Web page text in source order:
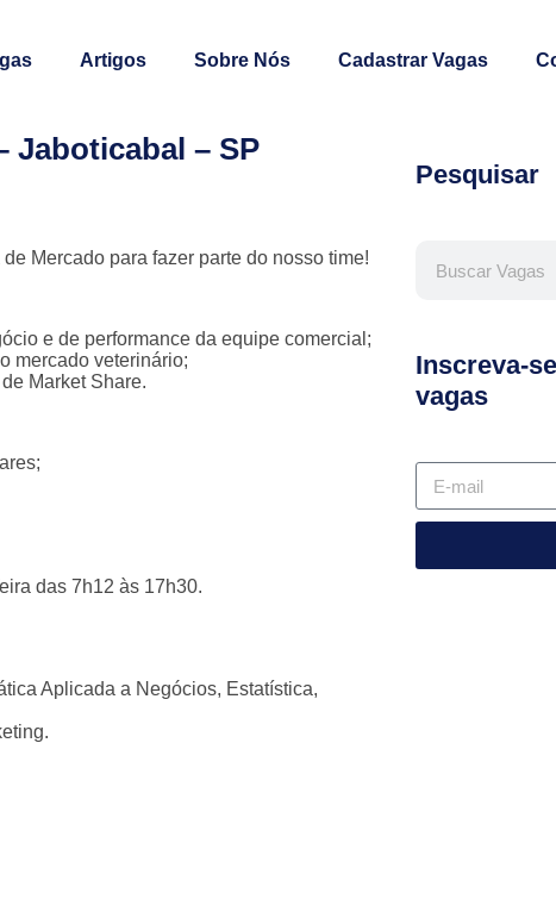
Artigos Sobre Nós Cadastrar Vagas
Jaboticabal – SP
Mercado para fazer parte do nosso time!
e de performance da equipe comercial;
mercado veterinário;
Market Share.
das 7h12 às 17h30.
Aplicada a Negócios, Estatística,
Pesquisar
Inscreva-
vagas